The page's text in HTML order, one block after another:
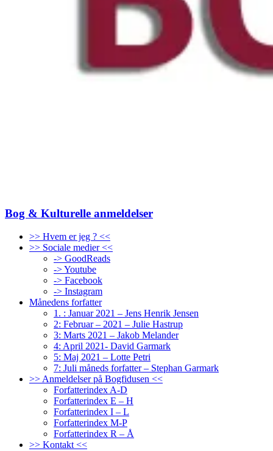
Bog & Kulturelle anmeldelser
>> Hvem er jeg ? <<
>> Sociale medier <<
-> GoodReads
-> Youtube
-> Facebook
-> Instagram
Månedens forfatter
1. : Januar 2021 – Jens Henrik Jensen
2: Februar – 2021 – Julie Hastrup
3: Marts 2021 – Jakob Melander
4: April 2021- David Garmark
5: Maj 2021 – Lotte Petri
7: Juli måneds forfatter – Stephan Garmark
>> Anmeldelser på Bogfidusen <<
Forfatterindex A-D
Forfatterindex E – H
Forfatterindex I – L
Forfatterindex M-P
Forfatterindex R – Å
>> Kontakt <<